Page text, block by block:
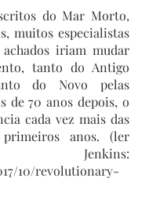
do Mar Morto,
muitos especialistas
iriam mudar
tanto do Antigo
do Novo pelas
de 70 anos depois, o
cada vez mais das
primeiros anos. (ler
10/revolutionary-